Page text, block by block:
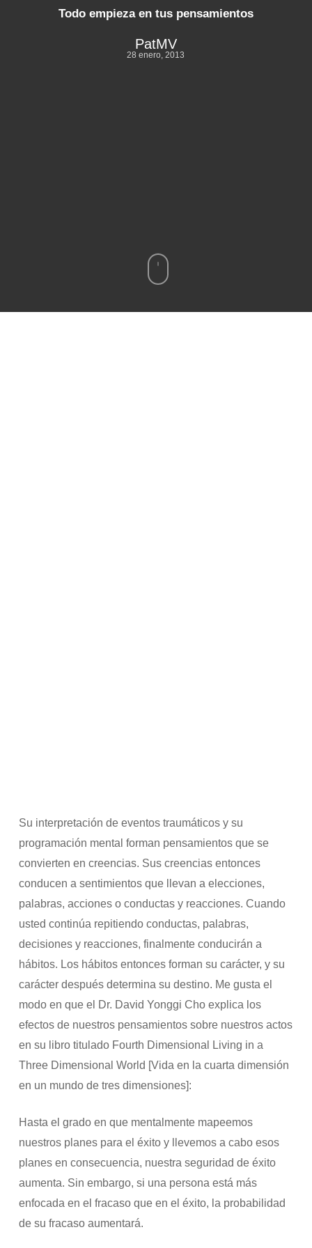
Todo empieza en tus pensamientos
PatMV
28 enero, 2013
Su interpretación de eventos traumáticos y su
programación mental forman pensamientos que se
convierten en creencias. Sus creencias entonces
conducen a sentimientos que llevan a elecciones,
palabras, acciones o conductas y reacciones. Cuando
usted continúa repitiendo conductas, palabras,
decisiones y reacciones, finalmente conducirán a
hábitos. Los hábitos entonces forman su carácter, y su
carácter después determina su destino. Me gusta el
modo en que el Dr. David Yonggi Cho explica los
efectos de nuestros pensamientos sobre nuestros actos
en su libro titulado Fourth Dimensional Living in a
Three Dimensional World [Vida en la cuarta dimensión
en un mundo de tres dimensiones]:
Hasta el grado en que mentalmente mapeemos
nuestros planes para el éxito y llevemos a cabo esos
planes en consecuencia, nuestra seguridad de éxito
aumenta. Sin embargo, si una persona está más
enfocada en el fracaso que en el éxito, la probabilidad
de su fracaso aumentará.